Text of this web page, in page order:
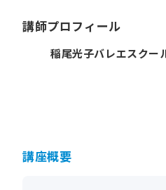
講師プロフィール
稲尾光子バレエスクー
講座概要